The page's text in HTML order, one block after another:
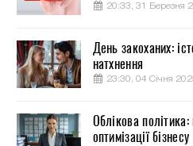
20:33, 31 Березня
День закоханих:
натхнення
23:30, 04 Січня
Облікова
оптимізації бізнесу